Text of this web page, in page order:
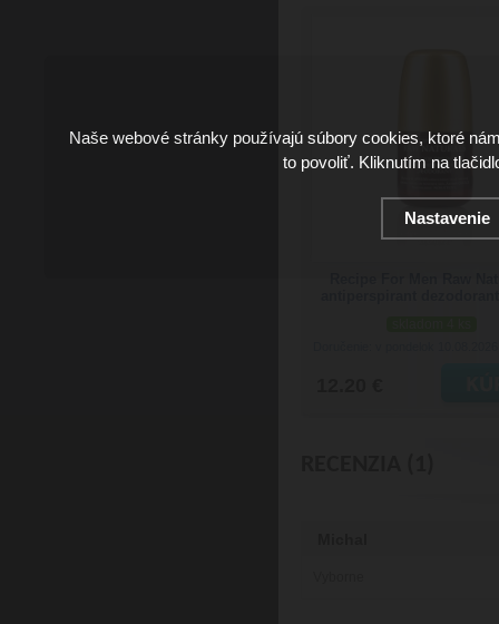
Naše webové stránky používajú súbory cookies, ktoré
to povoliť. Kliknutím na
Nastavenie